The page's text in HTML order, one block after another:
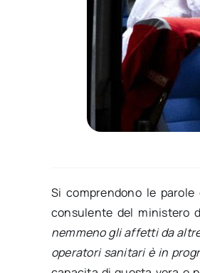
Si comprendono le
consulente del ministero
nemmeno gli affetti da
operatori sanitari è in